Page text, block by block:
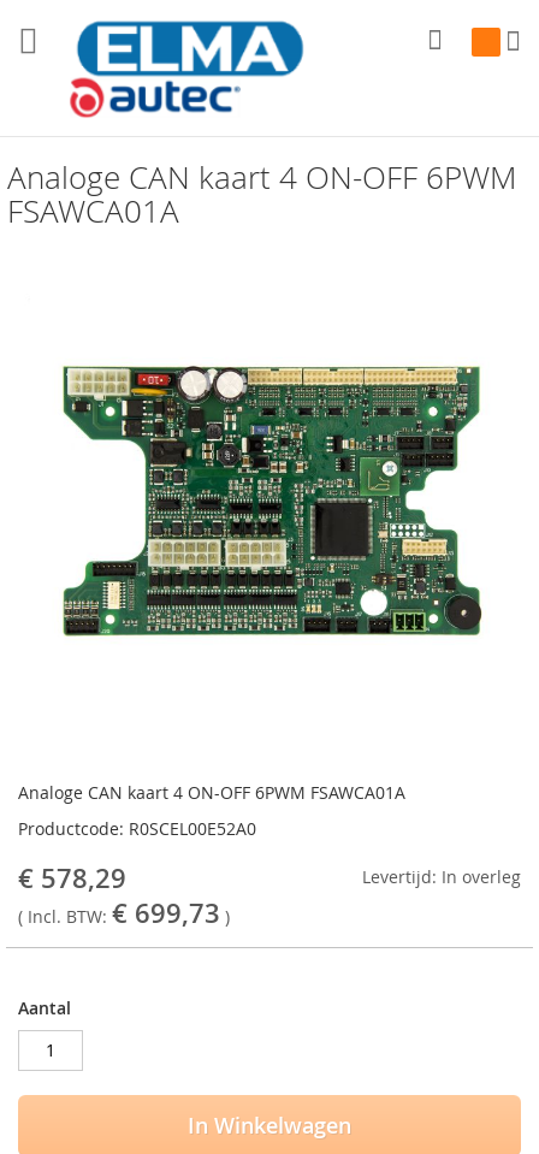
Zoek
Analoge CAN kaart 4 ON-OFF 6PWM
FSAWCA01A
Analoge CAN kaart 4 ON-OFF 6PWM FSAWCA01A
Productcode: R0SCEL00E52A0
€ 578,29
( Incl. BTW: € 699,73 )
Levertijd: In overleg
Aantal
In Winkelwagen
afbeeldingen-
naar
begin
van
de
afbeeldingen-